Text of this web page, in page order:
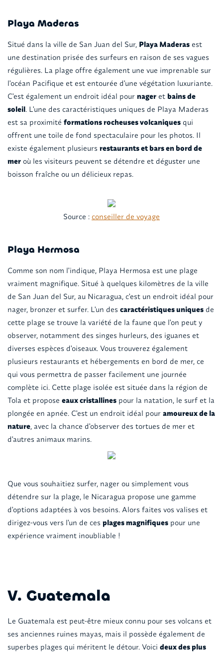
Playa Maderas
Situé dans la ville de San Juan del Sur, Playa Maderasest
une destination prisée des surfeurs en raison de ses vagues
régulières. La plage offre également une vue imprenable sur
l'océan Pacifique et est entourée d'une végétation luxuriante.
C'est également un endroit idéal pour nageret bains de
soleil. L'une des caractéristiques uniques de Playa Maderas
est sa proximité formations rocheuses volcaniquesqui
offrent une toile de fond spectaculaire pour les photos. Il
existe également plusieurs restaurants et bars en bord de
meroù les visiteurs peuvent se détendre et déguster une
boisson fraîche ou un délicieux repas.
Source : conseiller de voyage
Playa Hermosa
Comme son nom l'indique, Playa Hermosa est une plage
vraiment magnifique. Situé à quelques kilomètres de la ville
de San Juan del Sur, au Nicaragua, c'est un endroit idéal pour
nager, bronzer et surfer. L'un des caractéristiques uniquesde
cette plage se trouve la variété de la faune que l'on peut y
observer, notamment des singes hurleurs, des iguanes et
diverses espèces d'oiseaux. Vous trouverez également
plusieurs restaurants et hébergements en bord de mer, ce
qui vous permettra de passer facilement une journée
complète ici. Cette plage isolée est située dans la région de
Tola et propose eaux cristallinespour la natation, le surf et la
plongée en apnée. C'est un endroit idéal pour amoureux de la
nature, avec la chance d'observer des tortues de mer et
d'autres animaux marins.
Que vous souhaitiez surfer, nager ou simplement vous
détendre sur la plage, le Nicaragua propose une gamme
d'options adaptées à vos besoins. Alors faites vos valises et
dirigez-vous vers l'un de ces plages magnifiquespour une
expérience vraiment inoubliable !
V. Guatemala
Le Guatemala est peut-être mieux connu pour ses volcans et
ses anciennes ruines mayas, mais il possède également de
superbes plages qui méritent le détour. Voici deux des plus